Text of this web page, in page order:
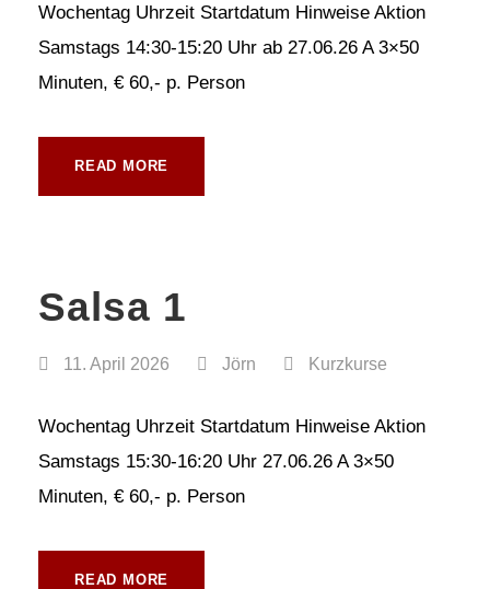
Wochentag Uhrzeit Startdatum Hinweise Aktion
Samstags 14:30-15:20 Uhr ab 27.06.26 A 3×50
Minuten, € 60,- p. Person
READ MORE
Salsa 1
11. April 2026 Jörn Kurzkurse
Wochentag Uhrzeit Startdatum Hinweise Aktion
Samstags 15:30-16:20 Uhr 27.06.26 A 3×50
Minuten, € 60,- p. Person
READ MORE